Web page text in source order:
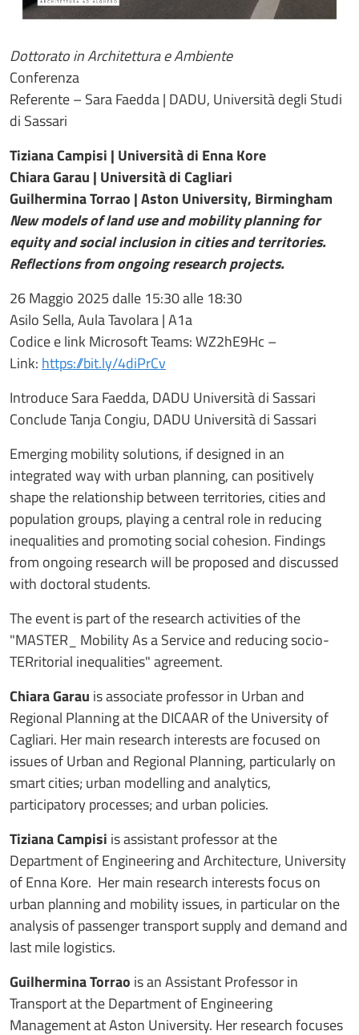
Dottorato in Architettura e Ambiente
Conferenza
Referente – Sara Faedda | DADU, Università degli Studi
di Sassari
Tiziana Campisi | Università di Enna Kore
Chiara Garau | Università di Cagliari
Guilhermina Torrao | Aston University, Birmingham
New models of land use and mobility planning for
equity and social inclusion in cities and territories.
Reflections from ongoing research projects.
26 Maggio 2025 dalle 15:30 alle 18:30
Asilo Sella, Aula Tavolara | A1a
Codice e link Microsoft Teams: WZ2hE9Hc –
Link: https://bit.ly/4diPrCv
Introduce Sara Faedda, DADU Università di Sassari
Conclude Tanja Congiu, DADU Università di Sassari
Emerging mobility solutions, if designed in an
integrated way with urban planning, can positively
shape the relationship between territories, cities and
population groups, playing a central role in reducing
inequalities and promoting social cohesion. Findings
from ongoing research will be proposed and discussed
with doctoral students.
The event is part of the research activities of the
"MASTER_ Mobility As a Service and reducing socio-
TERritorial inequalities" agreement.
Chiara Garau is associate professor in Urban and
Regional Planning at the DICAAR of the University of
Cagliari. Her main research interests are focused on
issues of Urban and Regional Planning, particularly on
smart cities; urban modelling and analytics,
participatory processes; and urban policies.
Tiziana Campisi is assistant professor at the
Department of Engineering and Architecture, University
of Enna Kore. Her main research interests focus on
urban planning and mobility issues, in particular on the
analysis of passenger transport supply and demand and
last mile logistics.
Guilhermina Torrao is an Assistant Professor in
Transport at the Department of Engineering
Management at Aston University. Her research focuses